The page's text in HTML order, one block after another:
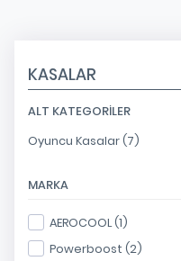
KASALAR
ALT KATEGORILER
Oyuncu Kasalar (7)
MARKA
AEROCOOL (1)
Powerboost (2)